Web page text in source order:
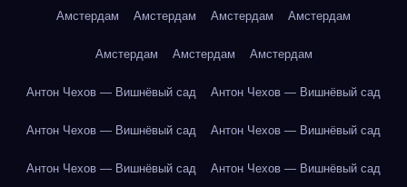
Амстердам Амстердам Амстердам Амстердам
Амстердам Амстердам Амстердам
Антон Чехов — Вишнёвый сад Антон Чехов — Вишнёвый сад
Антон Чехов — Вишнёвый сад Антон Чехов — Вишнёвый сад
Антон Чехов — Вишнёвый сад Антон Чехов — Вишнёвый сад